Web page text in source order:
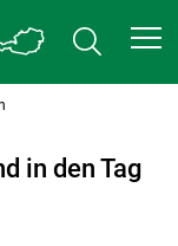
in den Tag